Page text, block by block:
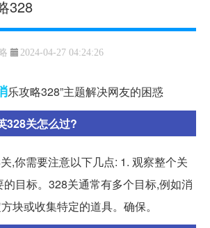
328
2024-04-27 04:24:26
乐攻略328”主题解决网友的困惑
328关怎么过?
,你需要注意以下几点: 1. 观察整个关
目标。328关通常有多个目标,例如消
块或收集特定的道具。确保。